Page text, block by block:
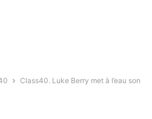
Class40. Luke Berry met à l’eau son